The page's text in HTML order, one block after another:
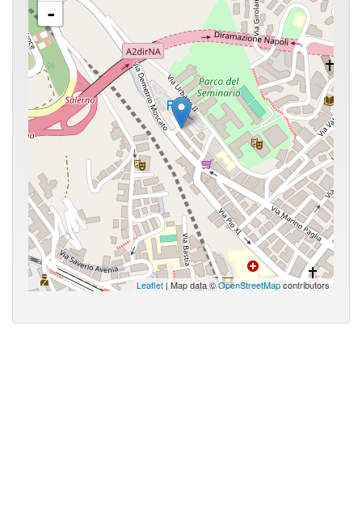
-
Leaflet | Map data ©OpenStreetMapcontributors